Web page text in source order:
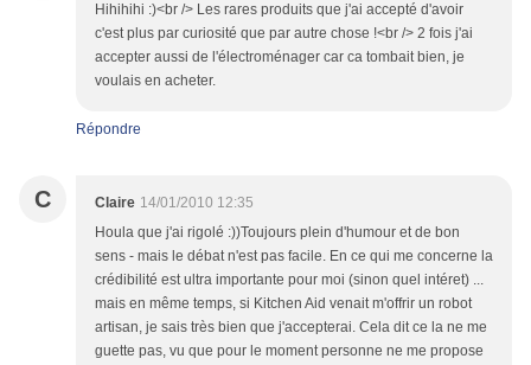
Hihihihi :)<br /> Les rares produits que j'ai accepté d'avoir
c'est plus par curiosité que par autre chose !<br /> 2 fois j'ai
accepter aussi de l'électroménager car ca tombait bien, je
voulais en acheter.
Répondre
C Claire 14/01/2010 12:35
Houla que j'ai rigolé :))Toujours plein d'humour et de bon
sens - mais le débat n'est pas facile. En ce qui me concerne la
crédibilité est ultra importante pour moi (sinon quel intéret) ...
mais en même temps, si Kitchen Aid venait m'offrir un robot
artisan, je sais très bien que j'accepterai. Cela dit ce la ne me
guette pas, vu que pour le moment personne ne me propose